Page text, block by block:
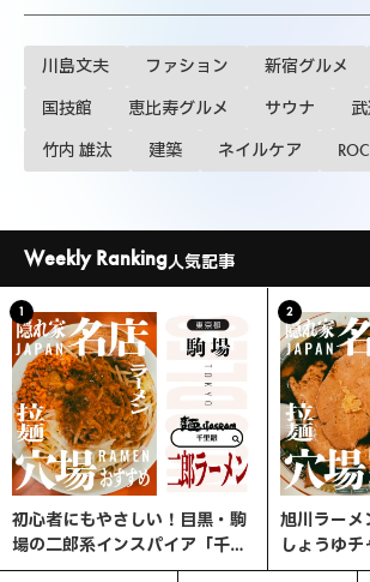
川島文夫 ファション 新宿グルメ
国技館 恵比寿グルメ サウナ
竹内 雄汰 建築 ネイルケア
Weekly Ranking人気記事
1
初心者にもやさしい！目黒・駒
場の二郎系インスパイア「千里
眼」へ行ってみた
2
旭川ラーメ
しょうゆ